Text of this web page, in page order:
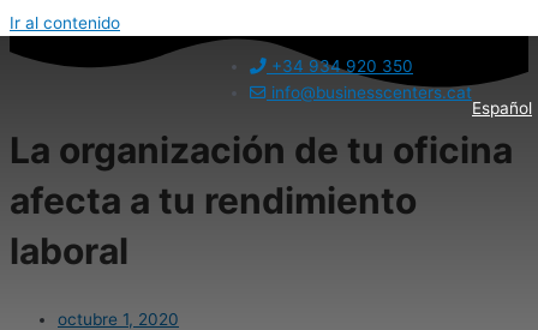
Ir al contenido
+34 934 920 350
info@businesscenters.cat
Español
La organización de tu oficina
afecta a tu rendimiento
laboral
octubre 1, 2020